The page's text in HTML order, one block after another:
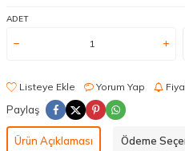
ADET
Listeye Ekle Yorum Yap
Paylaş
Ürün Açıklaması Ödeme